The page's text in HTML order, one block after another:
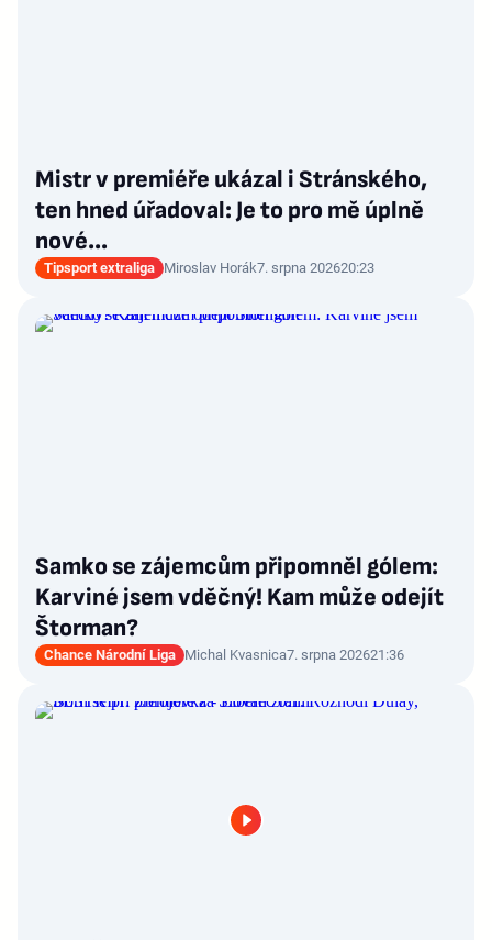
Mistr v premiéře ukázal i Stránského,
ten hned úřadoval: Je to pro mě úplně
nové…
Tipsport extraliga Miroslav Horák7. srpna 202620:23
Samko se zájemcům připomněl gólem:
Karviné jsem vděčný! Kam může odejít
Štorman?
Chance Národní Liga Michal Kvasnica7. srpna 202621:36